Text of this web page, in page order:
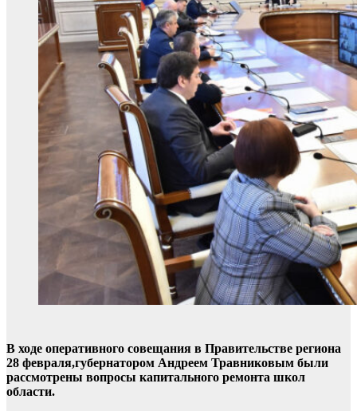
В ходе оперативного совещания в Правительстве региона
28 февраля,губернатором Андреем Травниковым были
рассмотрены вопросы капитального ремонта школ
области.